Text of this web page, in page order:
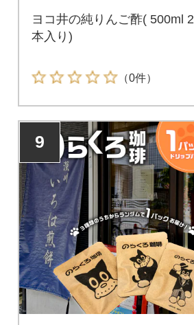
ヨコ井の純りんご酢( 500ml 2
本入り)
（0件）
9